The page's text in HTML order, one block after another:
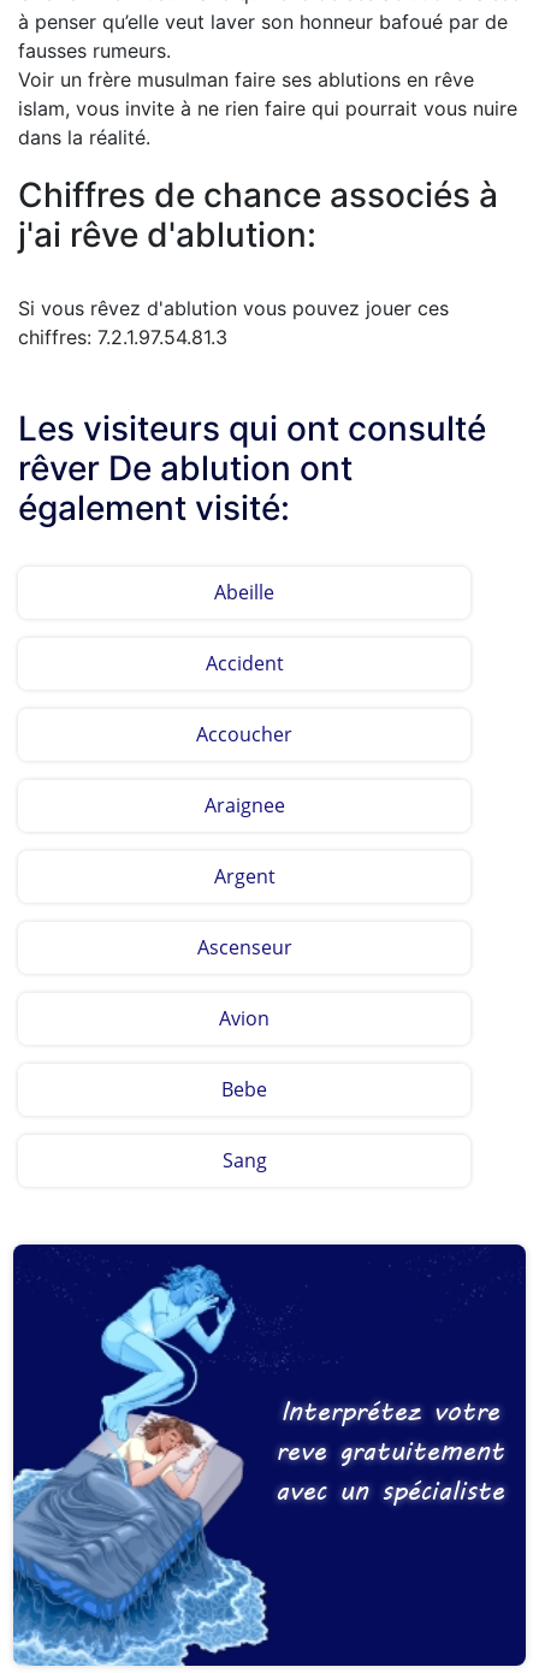
à penser qu’elle veut laver son honneur bafoué par de
fausses rumeurs.
Voir un frère musulman faire ses ablutions en rêve
islam, vous invite à ne rien faire qui pourrait vous nuire
dans la réalité.
Chiffres de chance associés à
j'ai rêve d'ablution:
Si vous rêvez d'ablution vous pouvez jouer ces
chiffres: 7.2.1.97.54.81.3
Les visiteurs qui ont consulté
rêver De ablution ont
également visité:
Abeille
Accident
Accoucher
Araignee
Argent
Ascenseur
Avion
Bebe
Sang
Interprétez votre
reve gratuitement
avec un spécialiste